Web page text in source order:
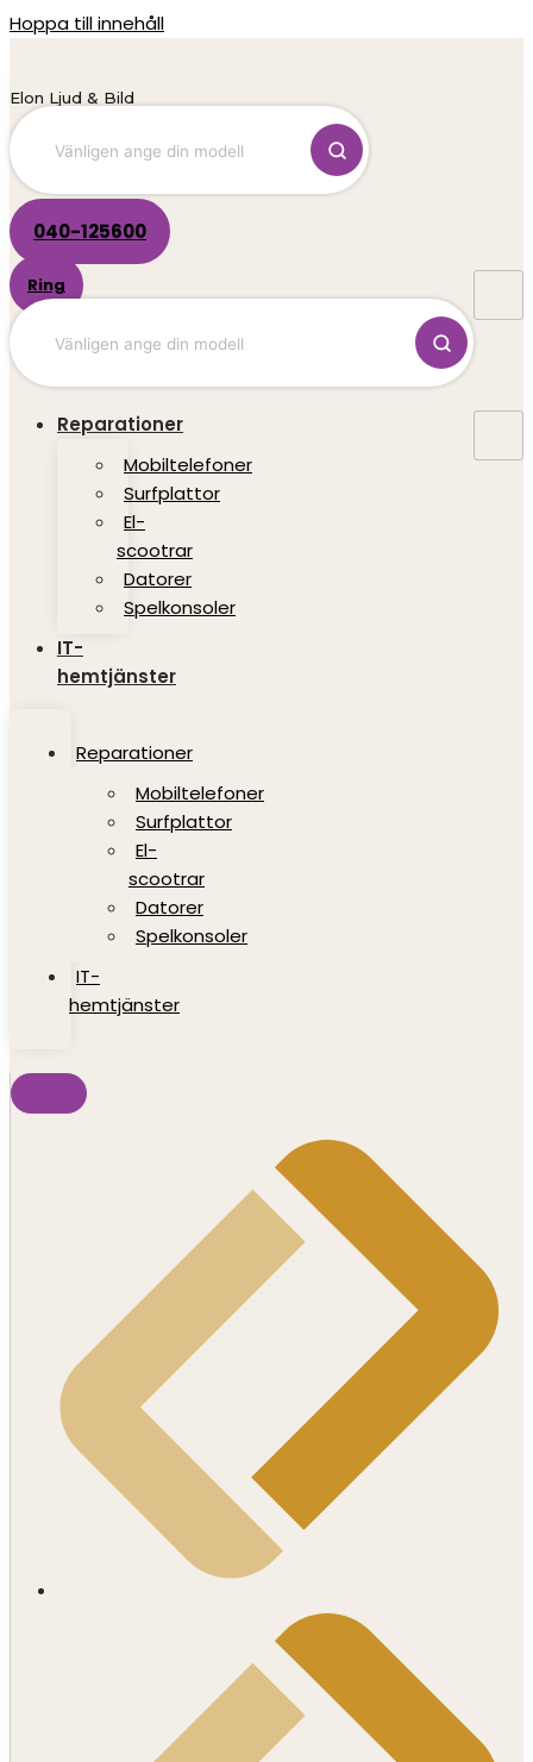
Hoppa till innehåll
Elon Ljud & Bild
040-125600
Ring
Reparationer
Mobiltelefoner
Surfplattor
El-
scootrar
Datorer
Spelkonsoler
IT-
hemtjänster
Reparationer
Mobiltelefoner
Surfplattor
El-
scootrar
Datorer
Spelkonsoler
IT-
hemtjänster